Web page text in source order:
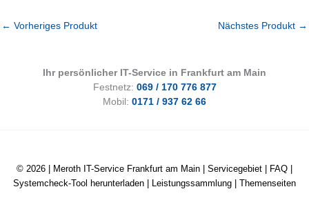
← Vorheriges Produkt Nächstes Produkt →
Ihr persönlicher IT-Service in Frankfurt am Main
Festnetz: 069 / 170 776 877
Mobil: 0171 / 937 62 66
© 2026 | Meroth IT-Service Frankfurt am Main Servicegebiet FAQ
Systemcheck-Tool herunterladen
Leistungssammlung Themenseiten